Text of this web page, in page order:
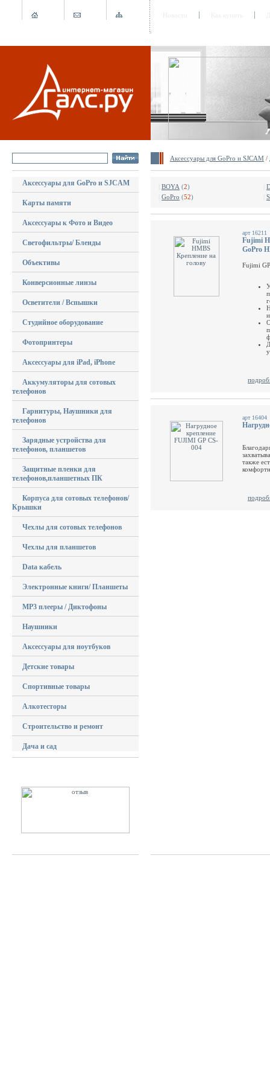
Аксессуары для GoPro и SJCAM /
Аксессуары для GoPro и SJCAM
Карты памяти
Аксессуары к Фото и Видео
Светофильтры/ Бленды
Объективы
Конверсионные линзы
Осветители / Вспышки
Студийное оборудование
Фотопринтеры
Аксессуары для iPad, iPhone
Аккумуляторы для сотовых
телефонов
Гарнитуры, Наушники для
телефонов
Зарядные устройства для
телефонов, планшетов
Защитные пленки для
телефонов,планшетных ПК
Корпуса для сотовых телефонов/
Крышки
Чехлы для сотовых телефонов
Чехлы для планшетов
Data кабель
Электронные книги/ Планшеты
MP3 плееры / Диктофоны
Наушники
Аксессуары для ноутбуков
Детские товары
Спортивные товары
Алкотесторы
Строительство и ремонт
Дача и сад
BOYA (2)
GoPro (52)
арт 16211
Fujimi
GoPro
Fujimi
арт 16404
также